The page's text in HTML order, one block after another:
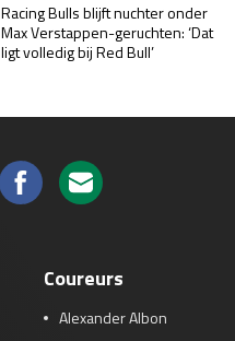
Racing Bulls blijft nuchter onder
Max Verstappen-geruchten: ‘Dat
ligt volledig bij Red Bull’
Coureurs
Alexander Albon